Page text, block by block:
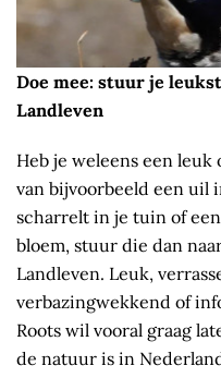
Doe mee: stuur je
Landleven
Heb je weleens een
van bijvoorbeeld een uil
scharrelt in je tuin of
bloem, stuur die dan
Landleven. Leuk,
verbazingwekkend of
Roots wil vooral graag
de natuur is in